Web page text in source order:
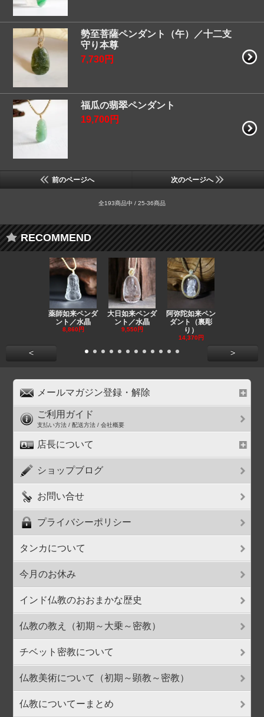
勢至菩薩ペンダント（午）／十二支
守り本尊
7,730円
福瓜の翡翠ペンダント
19,700円
前のページへ 次のページへ
全193商品中 / 25-36商品
RECOMMEND
薬師如来ペンダ
ント／水晶
8,860円
大日如来ペンダ
ント／水晶
9,550円
阿弥陀如来ペン
ダント（裏彫
り）
14,370円
< >
メールマガジン登録・解除
ご利用ガイド
支払い方法 / 配送方法 / 会社概要
店長について
ショップブログ
お問い合せ
プライバシーポリシー
タンカについて
今月のお休み
インド仏教のおおまかな歴史
仏教の教え（初期～大乗～密教）
チベット密教について
仏教美術について（初期～顕教～密教）
仏教についてーまとめ